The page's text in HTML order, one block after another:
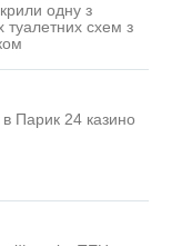
одну з
схем з
Парик 24 казино